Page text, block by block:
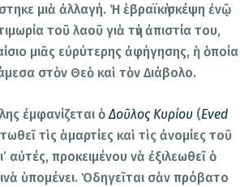
μιὰ ἀλλαγή. Ἡ ἑβραϊκὴ σκέψη ἐνῷ
τοῦ λαοῦ γιὰ τὴν ἀπιστία του,
μιᾶς εὐρύτερης ἀφήγησης, ἡ ὁποία
στὸν Θεὸ καὶ τὸν Διάβολο.
ἐμφανίζεται ὁΔοῦλος Κυρίου (Eved
τὶς ἁμαρτίες καὶ τὶς ἀνομίες τοῦ
αὐτές, προκειμένου νὰ ἐξιλεωθεῖ ὁ
ὑπομένει. Ὁδηγεῖται σὰν πρόβατο